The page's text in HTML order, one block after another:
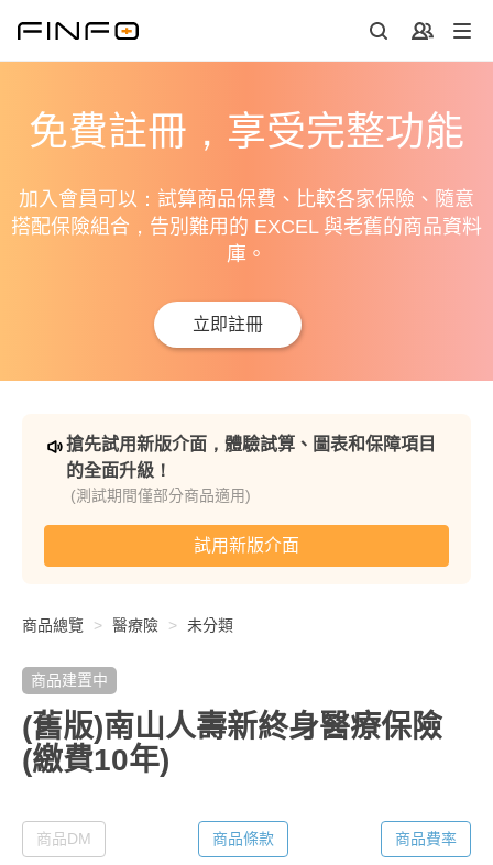
免費註冊，享受完整功能
加入會員可以：試算商品保費、比較各家保險、隨意
搭配保險組合，告別難用的 EXCEL 與老舊的商品資料
庫。
立即註冊
搶先試用新版介面，體驗試算、圖表和保障項目
的全面升級！
(測試期間僅部分商品適用)
試用新版介面
商品總覽 醫療險 未分類
商品建置中
(舊版)南山人壽新終身醫療保險
(繳費10年)
商品DM 商品條款 商品費率